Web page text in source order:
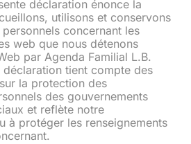
déclaration énonce la
utilisons et conservons
concernant les
web que nous détenons
par Agenda Familial L.B.
déclaration tient compte des
la protection des
des gouvernements
et reflète notre
à protéger les renseignements